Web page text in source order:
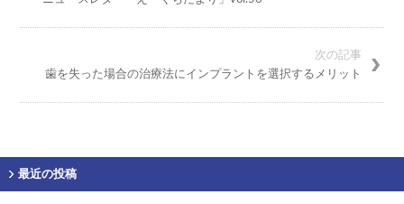
次の記事
歯を失った場合の治療法にインプラントを選択するメリット
最近の投稿